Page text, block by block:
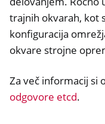
trajnih okvarah, kot
konfiguracija
okvare strojne
Za več informacij si
odgovore etcd.